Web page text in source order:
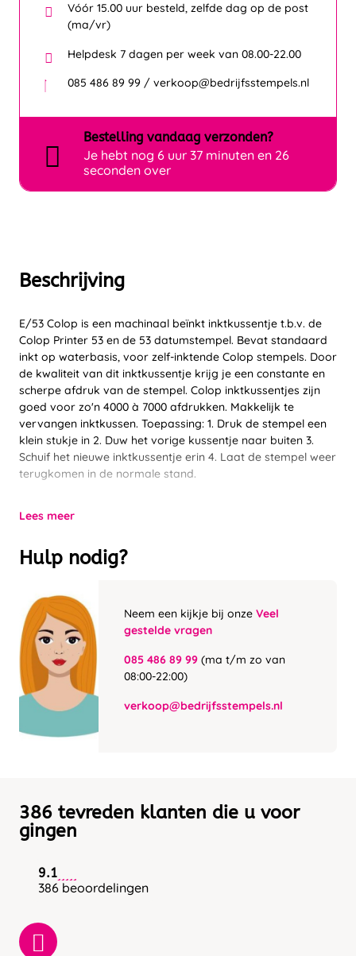
Beschrijving
E/53 Colop is een machinaal beïnkt inktkussentje t.b.v. de
Colop Printer 53 en de 53 datumstempel. Bevat standaard
inkt op waterbasis, voor zelf-inktende Colop stempels. Door
de kwaliteit van dit inktkussentje krijg je een constante en
scherpe afdruk van de stempel. Colop inktkussentjes zijn
goed voor zo'n 4000 à 7000 afdrukken. Makkelijk te
vervangen inktkussen. Toepassing: 1. Druk de stempel een
klein stukje in 2. Duw het vorige kussentje naar buiten 3.
Schuif het nieuwe inktkussentje erin 4. Laat de stempel weer
terugkomen in de normale stand.
Lees meer
Hulp nodig?
Neem een kijkje bij onze Veel
gestelde vragen
085 486 89 99 (ma t/m zo van
08:00-22:00)
verkoop@bedrijfsstempels.nl
Vóór 15.00 uur besteld, zelfde dag op de post
(ma/vr)
Helpdesk 7 dagen per week van 08.00-22.00
085 486 89 99 / verkoop@bedrijfsstempels.nl
Bestelling vandaag verzonden?
Je hebt nog 6 uur 37 minuten en 26
seconden over
386 tevreden klanten die u voor
gingen
9.1
386 beoordelingen